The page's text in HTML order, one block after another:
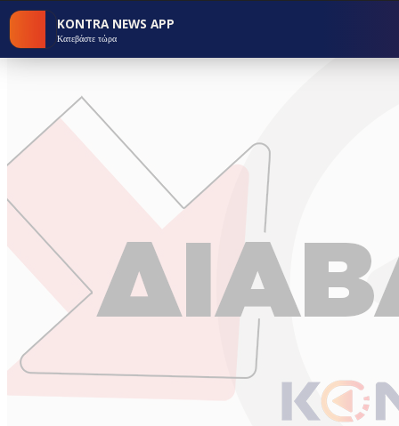
KONTRA NEWS APP
Κατεβάστε τώρα